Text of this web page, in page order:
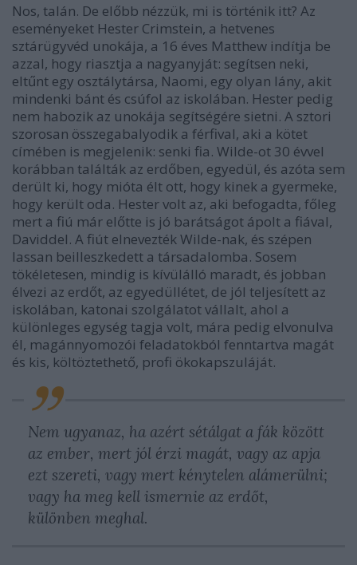
Nos, talán. De előbb nézzük, mi is történik itt? Az
eseményeket Hester Crimstein, a hetvenes
sztárügyvéd unokája, a 16 éves Matthew indítja be
azzal, hogy riasztja a nagyanyját: segítsen neki,
eltűnt egy osztálytársa, Naomi, egy olyan lány, akit
mindenki bánt és csúfol az iskolában. Hester pedig
nem habozik az unokája segítségére sietni. A sztori
szorosan összegabalyodik a férfival, aki a kötet
címében is megjelenik: senki fia. Wilde-ot 30 évvel
korábban találták az erdőben, egyedül, és azóta sem
derült ki, hogy mióta élt ott, hogy kinek a gyermeke,
hogy került oda. Hester volt az, aki befogadta, főleg
mert a fiú már előtte is jó barátságot ápolt a fiával,
Daviddel. A fiút elnevezték Wilde-nak, és szépen
lassan beilleszkedett a társadalomba. Sosem
tökéletesen, mindig is kívülálló maradt, és jobban
élvezi az erdőt, az egyedüllétet, de jól teljesített az
iskolában, katonai szolgálatot vállalt, ahol a
különleges egység tagja volt, mára pedig elvonulva
él, magánnyomozói feladatokból fenntartva magát
és kis, költöztethető, profi ökokapszuláját.
Nem ugyanaz, ha azért sétálgat a fák között
az ember, mert jól érzi magát, vagy az apja
ezt szereti, vagy mert kénytelen alámerülni;
vagy ha meg kell ismernie az erdőt,
különben meghal.